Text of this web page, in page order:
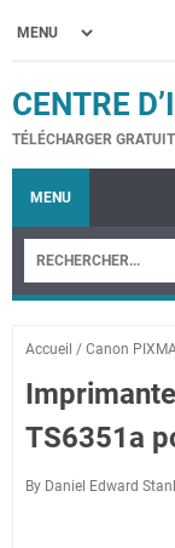
CENTRE
TÉLÉCHARGER
MENU
Accueil / Canon
TS6351a
By Daniel Edward